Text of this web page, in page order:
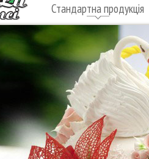
Стандартна продукція